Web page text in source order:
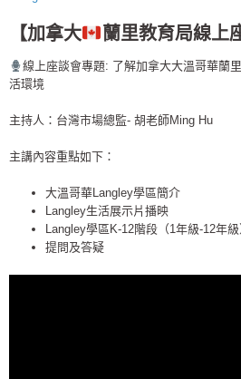
【加拿大 蘭里教育局線上
線上座談會專題: 了解加拿大大溫哥華蘭里
活環境
主持人：台灣市場總監- 胡老師Ming Hu
主講內容重點如下：
大溫哥華Langley學區簡介
Langley生活展示片播映
Langley學區K-12階段（1年級-12年
提問及答疑